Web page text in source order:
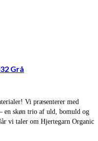
Grå
Vi præsenterer med
en skøn trio af uld, bomuld og
vi taler om Hjertegarn Organic